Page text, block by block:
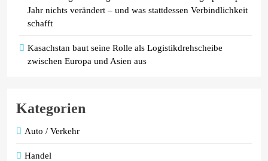
Jahr nichts verändert – und was stattdessen Verbindlichkeit
schafft
Kasachstan baut seine Rolle als Logistikdrehscheibe
zwischen Europa und Asien aus
Kategorien
Auto / Verkehr
Handel